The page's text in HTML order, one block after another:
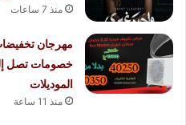
منذ 7 ساعات
الموديلات
منذ 11 ساعة